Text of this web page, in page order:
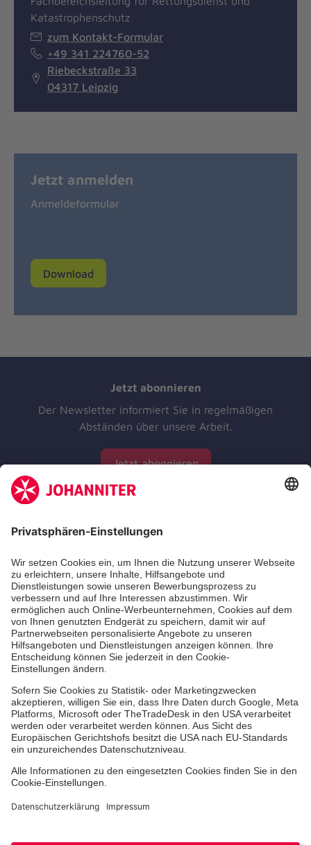
Katastrophenschutz
zum Kontakt-Formular
+49 341 224760-52
Riebeckstraße 33
04317 Leipzig
Jetzt anmelden
Anmeldeformular
Download
Jetzt abonnieren
Der Newsletter informiert Sie in regelmäßigen
Abständen über unsere Arbeit.
Jetzt abonnieren
Zertifizierung der Johanniter-Unfall-Hilfe e.V.
Die Johanniter GmbH führt das Spendenzertifikat
des Deutschen Spendenrats e.V.
Über uns